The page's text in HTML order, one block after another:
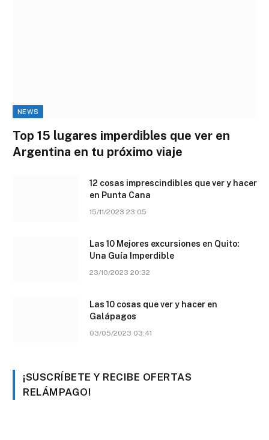
NEWS
Top 15 lugares imperdibles que ver en
Argentina en tu próximo viaje
12 cosas imprescindibles que ver y hacer
en Punta Cana
15/11/2023 23:05
Las 10 Mejores excursiones en Quito:
Una Guía Imperdible
23/10/2023 20:32
Las 10 cosas que ver y hacer en
Galápagos
03/05/2023 03:41
¡SUSCRÍBETE Y RECIBE OFERTAS
RELÁMPAGO!